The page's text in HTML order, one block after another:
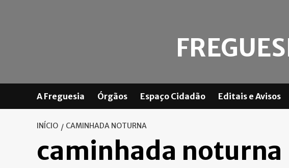
A Freguesia Órgãos Espaço Cidadão Editais e Avisos
INÍCIO CAMINHADA NOTURNA
caminhada noturna